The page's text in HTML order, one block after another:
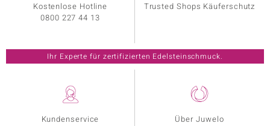
Kundenservice
Über Juwelo
Kostenlose Hotline
0800 227 44 13
Trusted Shops Käuferschutz
Ihr Experte für zertifizierten Edelsteinschmuck.